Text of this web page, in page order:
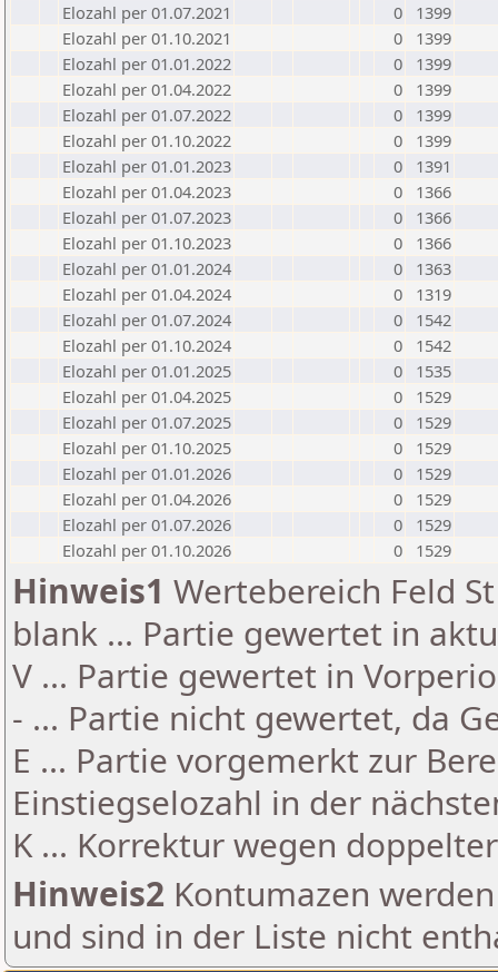
Elozahl per 01.07.2021
0
1399
Elozahl per 01.10.2021
0
1399
Elozahl per 01.01.2022
0
1399
Elozahl per 01.04.2022
0
1399
Elozahl per 01.07.2022
0
1399
Elozahl per 01.10.2022
0
1399
Elozahl per 01.01.2023
0
1391
Elozahl per 01.04.2023
0
1366
Elozahl per 01.07.2023
0
1366
Elozahl per 01.10.2023
0
1366
Elozahl per 01.01.2024
0
1363
Elozahl per 01.04.2024
0
1319
Elozahl per 01.07.2024
0
1542
Elozahl per 01.10.2024
0
1542
Elozahl per 01.01.2025
0
1535
Elozahl per 01.04.2025
0
1529
Elozahl per 01.07.2025
0
1529
Elozahl per 01.10.2025
0
1529
Elozahl per 01.01.2026
0
1529
Elozahl per 01.04.2026
0
1529
Elozahl per 01.07.2026
0
1529
Elozahl per 01.10.2026
0 1529
Hinweis1 Wertebereich Feld
blank ... Partie gewertet in
V ... Partie gewertet in
- ... Partie nicht gewertet, da
E ... Partie vorgemerkt zur
Einstiegselozahl in der
K ... Korrektur wegen
Hinweis2 Kontumazen
und sind in der Liste nicht